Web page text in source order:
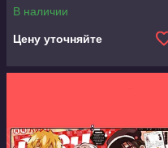
В наличии
Цену уточняйте